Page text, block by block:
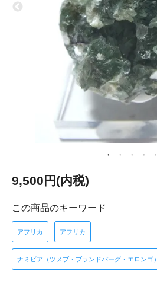
9,500円(内税)
この商品のキーワード
アフリカ アフリカ
ナミビア（ツメブ・ブランドバーグ・エロンゴ）